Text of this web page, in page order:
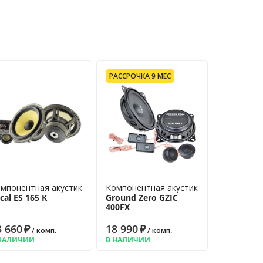
акустика
ES 165 K
660₽/ комп.
РАССРОЧКА 9 МЕС
Компонентная акустика
Ground Zero GZIC
400FX
18 990₽/ комп.
В НАЛИЧИИ